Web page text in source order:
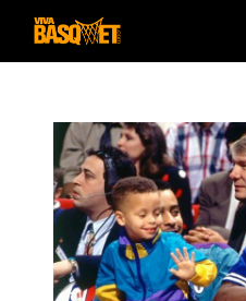
Saltar